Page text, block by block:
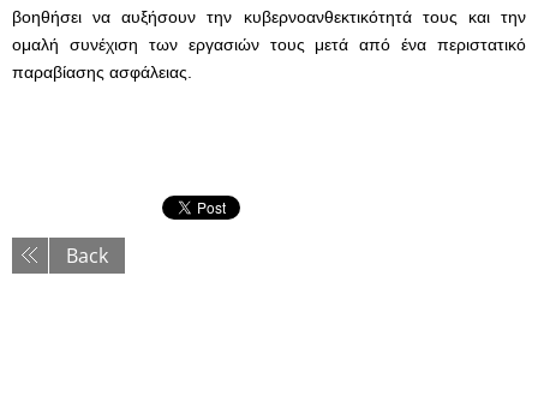
βοηθήσει να αυξήσουν την κυβερνοανθεκτικότητά τους και την
ομαλή συνέχιση των εργασιών τους μετά από ένα περιστατικό
παραβίασης ασφάλειας.
Back